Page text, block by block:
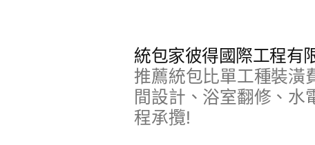
統包家彼得國際工程有
推薦統包比單工種裝潢
間設計、浴室翻修、水
程承攬!